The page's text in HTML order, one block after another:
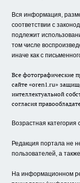
Вся информация,
соответствии с
подлежит
том числе
иначе как с
Все фотографические
сайте «oren1.ru»
интеллектуальной
согласия
Возрастная категория
Редакция портала не
пользователей, а
На информационном